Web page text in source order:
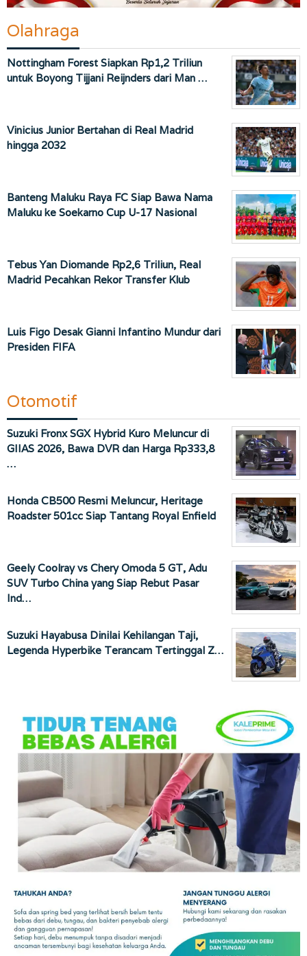
Olahraga
Nottingham Forest Siapkan Rp1,2 Triliun
untuk Boyong Tijjani Reijnders dari Man …
Vinicius Junior Bertahan di Real Madrid
hingga 2032
Banteng Maluku Raya FC Siap Bawa Nama
Maluku ke Soekarno Cup U-17 Nasional
Tebus Yan Diomande Rp2,6 Triliun, Real
Madrid Pecahkan Rekor Transfer Klub
Luis Figo Desak Gianni Infantino Mundur dari
Presiden FIFA
Otomotif
Suzuki Fronx SGX Hybrid Kuro Meluncur di
GIIAS 2026, Bawa DVR dan Harga Rp333,8
…
Honda CB500 Resmi Meluncur, Heritage
Roadster 501cc Siap Tantang Royal Enfield
Geely Coolray vs Chery Omoda 5 GT, Adu
SUV Turbo China yang Siap Rebut Pasar
Ind…
Suzuki Hayabusa Dinilai Kehilangan Taji,
Legenda Hyperbike Terancam Tertinggal Z…